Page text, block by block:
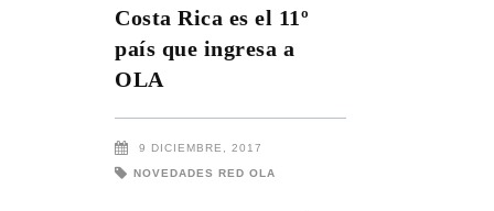
Costa Rica es el 11º
país que ingresa a
OLA
9 DICIEMBRE, 2017
NOVEDADES RED OLA